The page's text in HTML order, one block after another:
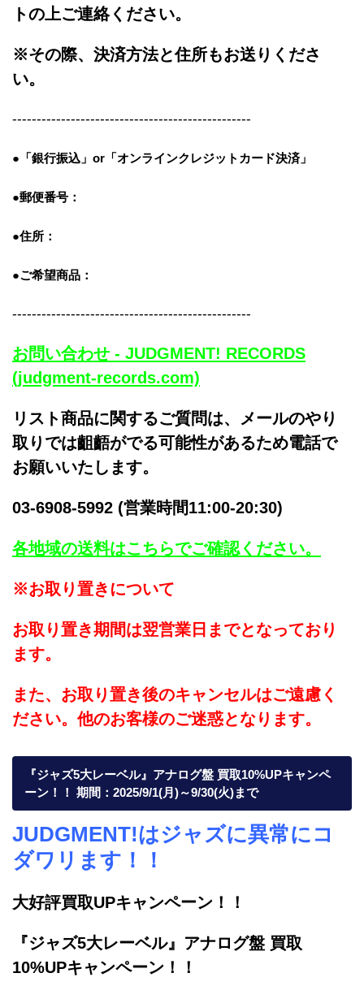
トの上ご連絡ください。
※その際、決済方法と住所もお送りくださ
い。
-------------------------------------------------
●「銀行振込」or「オンラインクレジットカード決済」
●郵便番号：
●住所：
●ご希望商品：
-------------------------------------------------
お問い合わせ - JUDGMENT! RECORDS
(judgment-records.com)
リスト商品に関するご質問は、メールのやり
取りでは齟齬がでる可能性があるため電話で
お願いいたします。
03-6908-5992 (営業時間11:00-20:30)
各地域の送料はこちらでご確認ください。
※お取り置きについて
お取り置き期間は翌営業日までとなっており
ます。
また、お取り置き後のキャンセルはご遠慮く
ださい。他のお客様のご迷惑となります。
『ジャズ5大レーベル』アナログ盤 買取10%UPキャンペ
ーン！！ 期間：2025/9/1(月)～9/30(火)まで
JUDGMENT!はジャズに異常にコ
ダワリます！！
大好評買取UPキャンペーン！！
『ジャズ5大レーベル』アナログ盤 買取
10%UPキャンペーン！！